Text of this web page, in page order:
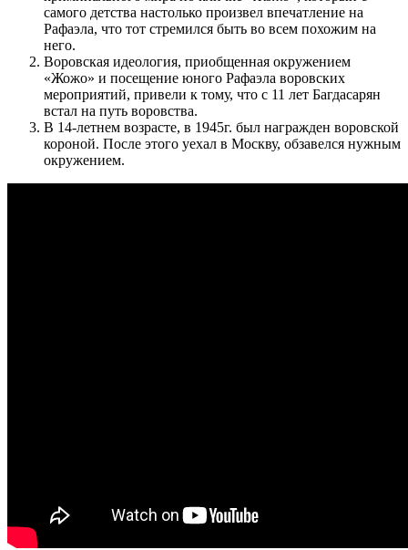
самого детства настолько произвел впечатление на
Рафаэла, что тот стремился быть во всем похожим на
него.
Воровская идеология, приобщенная окружением
«Жожо» и посещение юного Рафаэла воровских
мероприятий, привели к тому, что с 11 лет Багдасарян
встал на путь воровства.
В 14-летнем возрасте, в 1945г. был награжден воровской
короной. После этого уехал в Москву, обзавелся нужным
окружением.